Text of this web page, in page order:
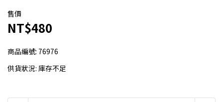
售價
NT$480
商品編號: 76976
供貨狀況: 庫存不足